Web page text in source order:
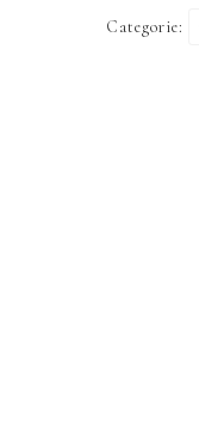
Categorie: